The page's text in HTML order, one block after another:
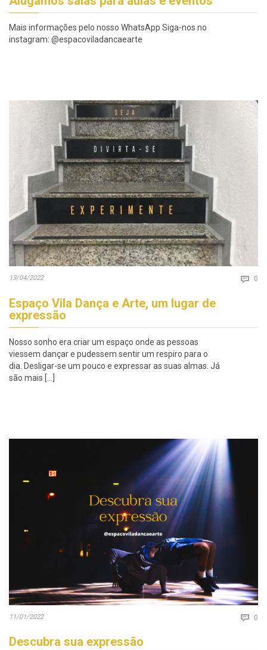
Mais informações pelo nosso WhatsApp Siga-nos no
instagram: @espacoviladancaearte
13/04/2022  0
Espaço Vila Dança e Arte, um lugar de
expressão
Nosso sonho era criar um espaço onde as pessoas
viessem dançar e pudessem sentir um respiro para o
dia. Desligar-se um pouco e expressar as suas almas. Já
são mais […]
11/01/2022  0
Descubra sua expressão